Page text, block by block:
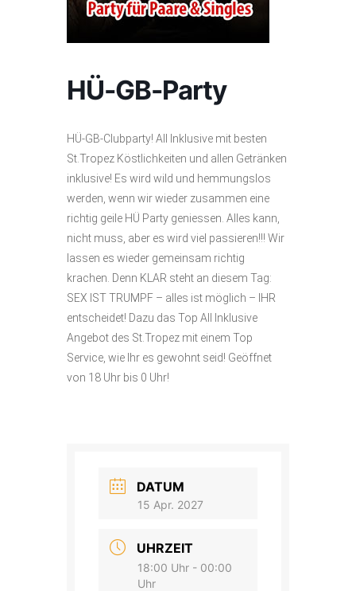
HÜ-GB-Party
HÜ-GB-Clubparty! All Inklusive mit besten
St.Tropez Köstlichkeiten und allen Getränken
inklusive! Es wird wild und hemmungslos
werden, wenn wir wieder zusammen eine
richtig geile HÜ Party geniessen. Alles kann,
nicht muss, aber es wird viel passieren!!! Wir
lassen es wieder gemeinsam richtig
krachen. Denn KLAR steht an diesem Tag:
SEX IST TRUMPF – alles ist möglich – IHR
entscheidet! Dazu das Top All Inklusive
Angebot des St.Tropez mit einem Top
Service, wie Ihr es gewohnt seid! Geöffnet
von 18 Uhr bis 0 Uhr!
DATUM
15 Apr. 2027
UHRZEIT
18:00 Uhr - 00:00
Uhr